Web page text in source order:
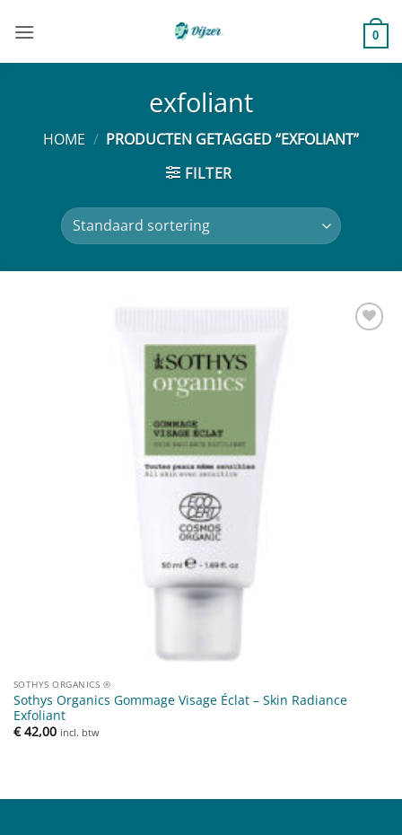
naar
0
exfoliant
HOME / PRODUCTEN GETAGGED “EXFOLIANT”
FILTER
SOTHYS ORGANICS ®
Sothys Organics Gommage Visage Éclat – Skin Radiance
Exfoliant
€42,00 incl. btw